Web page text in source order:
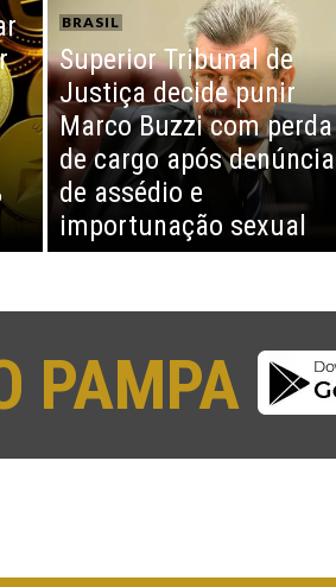
BRASIL
Superior Tribunal de
Justiça decide punir
Marco Buzzi com perda
de cargo após
de assédio e
importunação sexual
PAMPA